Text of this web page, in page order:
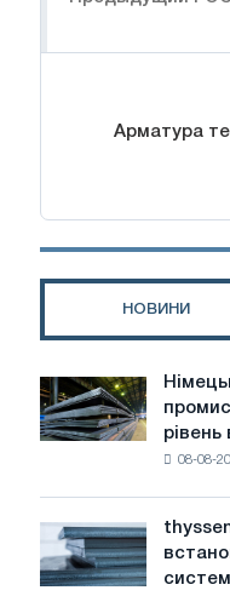
Арматура
НОВИНИ
Німецька
сталеливарна
промисловість
води
загрожує
08-08-
thyssenkrupp
Rasselstein
встановлює